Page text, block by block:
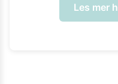
Les mer